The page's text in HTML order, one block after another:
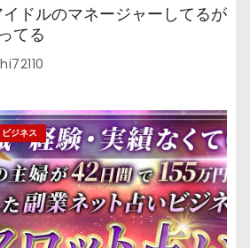
ドルのマネージャーしてるが
てる
ビジネス